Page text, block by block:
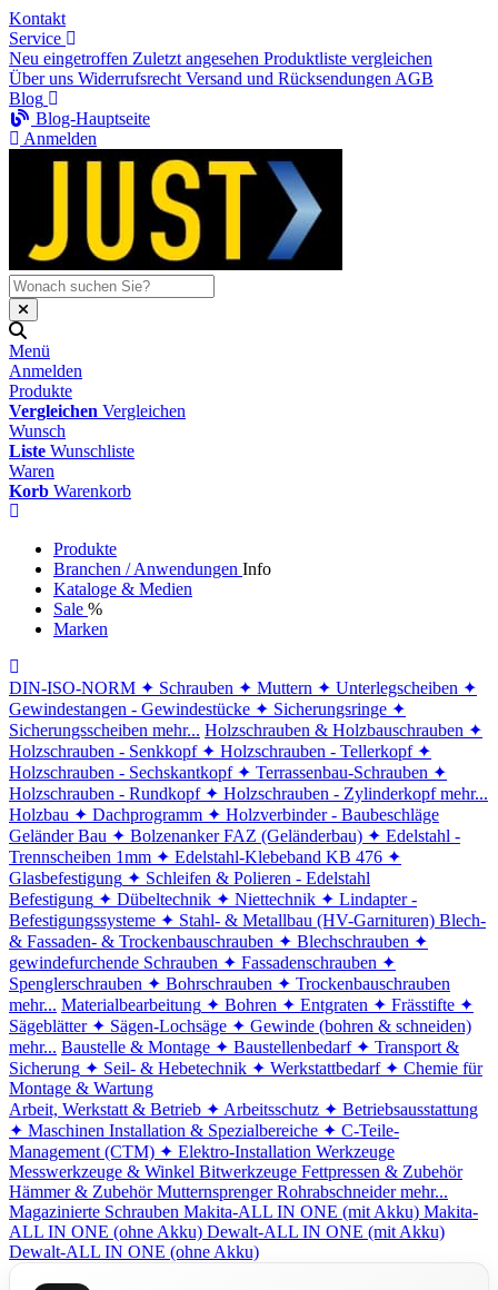
Kontakt
Service
Neu eingetroffen Zuletzt angesehen Produktliste vergleichen
Über uns Widerrufsrecht Versand und Rücksendungen AGB
Blog
Blog-Hauptseite
Anmelden
Menü
Anmelden
Produkte
Vergleichen Vergleichen
Wunsch
Liste Wunschliste
Waren
Korb Warenkorb
Produkte
Branchen / Anwendungen Info
Kataloge & Medien
Sale %
Marken
DIN-ISO-NORM ✦ Schrauben ✦ Muttern ✦ Unterlegscheiben ✦
Gewindestangen - Gewindestücke ✦ Sicherungsringe ✦
Sicherungsscheiben mehr... Holzschrauben & Holzbauschrauben ✦
Holzschrauben - Senkkopf ✦ Holzschrauben - Tellerkopf ✦
Holzschrauben - Sechskantkopf ✦ Terrassenbau-Schrauben ✦
Holzschrauben - Rundkopf ✦ Holzschrauben - Zylinderkopf mehr...
Holzbau ✦ Dachprogramm ✦ Holzverbinder - Baubeschläge
Geländer Bau ✦ Bolzenanker FAZ (Geländerbau) ✦ Edelstahl -
Trennscheiben 1mm ✦ Edelstahl-Klebeband KB 476 ✦
Glasbefestigung ✦ Schleifen & Polieren - Edelstahl
Befestigung ✦ Dübeltechnik ✦ Niettechnik ✦ Lindapter -
Befestigungssysteme ✦ Stahl- & Metallbau (HV-Garnituren) Blech-
& Fassaden- & Trockenbauschrauben ✦ Blechschrauben ✦
gewindefurchende Schrauben ✦ Fassadenschrauben ✦
Spenglerschrauben ✦ Bohrschrauben ✦ Trockenbauschrauben
mehr... Materialbearbeitung ✦ Bohren ✦ Entgraten ✦ Frässtifte ✦
Sägeblätter ✦ Sägen-Lochsäge ✦ Gewinde (bohren & schneiden)
mehr... Baustelle & Montage ✦ Baustellenbedarf ✦ Transport &
Sicherung ✦ Seil- & Hebetechnik ✦ Werkstattbedarf ✦ Chemie für
Montage & Wartung
Arbeit, Werkstatt & Betrieb ✦ Arbeitsschutz ✦ Betriebsausstattung
✦ Maschinen Installation & Spezialbereiche ✦ C-Teile-
Management (CTM) ✦ Elektro-Installation Werkzeuge
Messwerkzeuge & Winkel Bitwerkzeuge Fettpressen & Zubehör
Hämmer & Zubehör Mutternsprenger Rohrabschneider mehr...
Magazinierte Schrauben Makita-ALL IN ONE (mit Akku) Makita-
ALL IN ONE (ohne Akku) Dewalt-ALL IN ONE (mit Akku)
Dewalt-ALL IN ONE (ohne Akku)